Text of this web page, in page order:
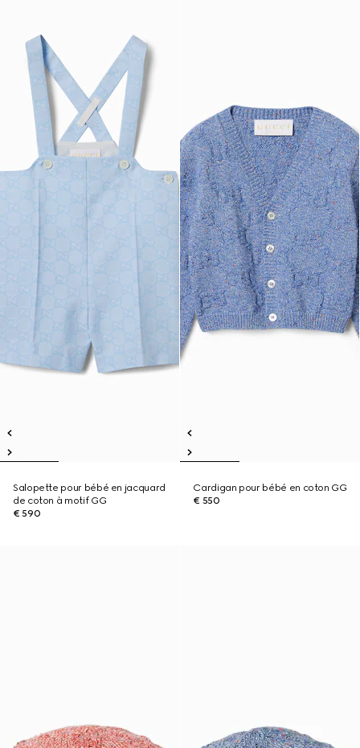
Salopette pour bébé en jacquard
de coton à motif GG
€ 590
Cardigan pour bébé en coton GG
€ 550